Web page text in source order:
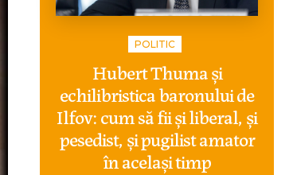
POLITIC
Hubert Thuma și
echilibristica baronului de
Ilfov: cum să fii și liberal, și
pesedist, și pugilist amator
în același timp